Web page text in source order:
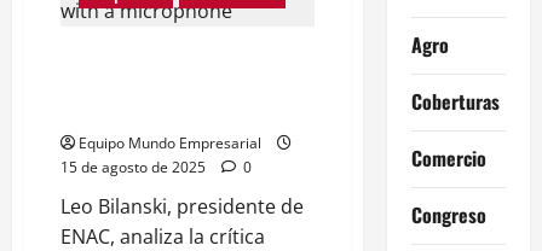
más
empresas
Equipo Mundo Empresarial
15 de agosto de 2025
0
Leo Bilanski, presidente de
ENAC, analiza la crítica
Agro
Coberturas
Comercio
Congreso